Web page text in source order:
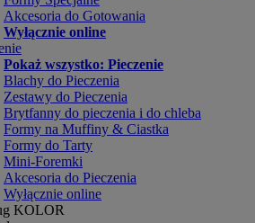
Akcesoria do Gotowania
Wyłącznie online
Pokaż wszystko: Pieczenie
Blachy do Pieczenia
Zestawy do Pieczenia
Brytfanny do pieczenia i do chleba
Formy na Muffiny & Ciastka
Formy do Tarty
Mini-Foremki
Akcesoria do Pieczenia
Wyłącznie online
KOLOR